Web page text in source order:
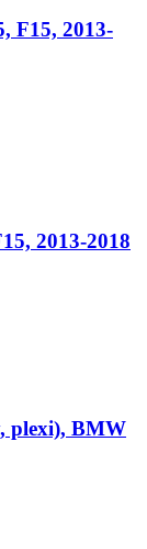
F15, 2013-
2013-2018
plexi), BMW